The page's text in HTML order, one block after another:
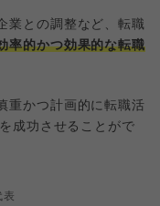
業との調整など、転職
率的かつ効果的な転職
重かつ計画的に転職活
成功させることがで
表